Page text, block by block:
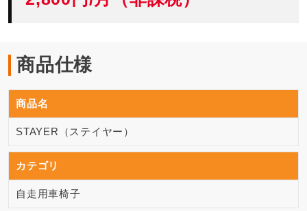
商品仕様
商品名
STAYER（ステイヤー）
カテゴリ
自走用車椅子